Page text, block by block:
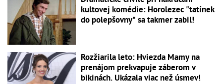
kultovej komédie: Horolezec "tatínek
do polepšovny" sa takmer zabil!
Rozžiarila leto: Hviezda Mamy na
prenájom prekvapuje záberom v
bikinách. Ukázala viac než úsmev!